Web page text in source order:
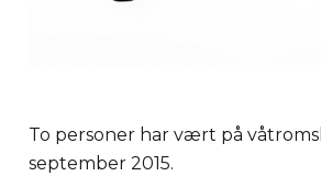
To personer har vært på
september 2015.